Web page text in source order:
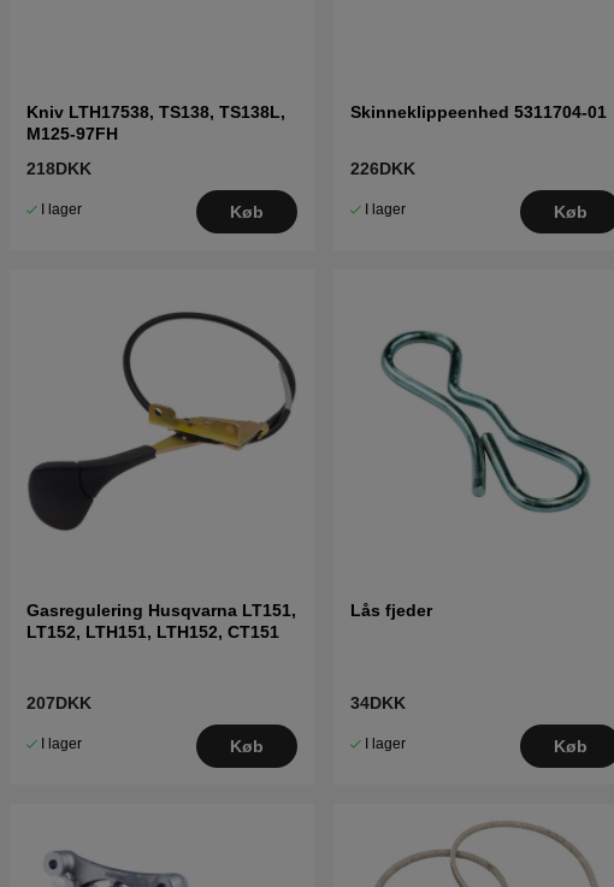
Kniv LTH17538, TS138, TS138L,
M125-97FH
218DKK
I lager Køb
Skinneklippeenhed 5311704-01
226DKK
I lager Køb
Gasregulering Husqvarna LT151,
LT152, LTH151, LTH152, CT151
207DKK
I lager Køb
Lås fjeder
34DKK
I lager Køb